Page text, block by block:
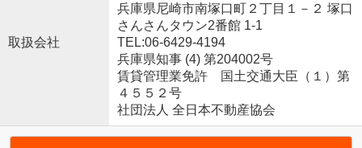
取扱会社
兵庫県尼崎市南塚口町２丁目１－２ 塚口
さんさんタウン2番館 1-1
TEL:06-6429-4194
兵庫県知事 (4) 第204002号
賃貸管理業免許 国土交通大臣（１）第
４５５２号
社団法人 全日本不動産協会